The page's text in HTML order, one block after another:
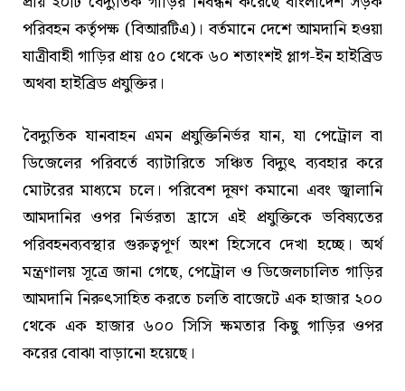
পরিবহন কর্তৃপক্ষ (বিআরটিএ)। বর্তমানে দেশে আমদানি হওয়া
যাত্রীবাহী গাড়ির প্রায় ৫০ থেকে ৬০ শতাংশই প্লাগ-ইন হাইব্রিড
অথবা হাইব্রিড প্রযুক্তির।
বৈদ্যুতিক যানবাহন এমন প্রযুক্তিনির্ভর যান, যা পেট্রোল বা
ডিজেলের পরিবর্তে ব্যাটারিতে সঞ্চিত বিদ্যুৎ ব্যবহার করে
মোটরের মাধ্যমে চলে। পরিবেশ দূষণ কমানো এবং জ্বালানি
আমদানির ওপর নির্ভরতা হ্রাসে এই প্রযুক্তিকে ভবিষ্যতের
পরিবহনব্যবস্থার গুরুত্বপূর্ণ অংশ হিসেবে দেখা হচ্ছে। অর্থ
মন্ত্রণালয় সূত্রে জানা গেছে, পেট্রোল ও ডিজেলচালিত গাড়ির
আমদানি নিরুৎসাহিত করতে চলতি বাজেটে এক হাজার ২০০
থেকে এক হাজার ৬০০ সিসি ক্ষমতার কিছু গাড়ির ওপর
করের বোঝা বাড়ানো হয়েছে।